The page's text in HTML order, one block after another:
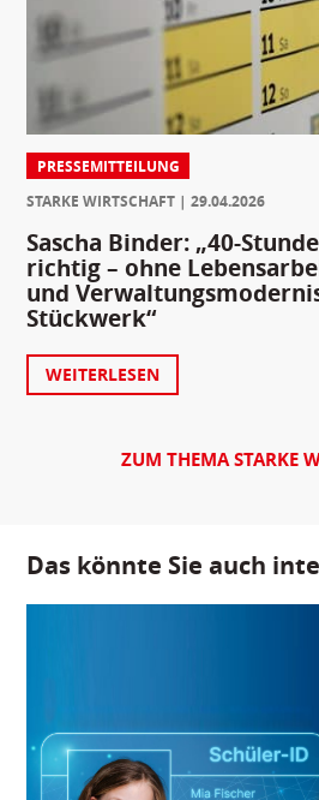
PRESSEMITTEILUNG
STARKE WIRTSCHAFT
29.04.2026
Sascha Binder: „40-
richtig – ohne
und
Stückwerk“
WEITERLESEN
ZUM THEMA STARKE
Das könnte Sie auch